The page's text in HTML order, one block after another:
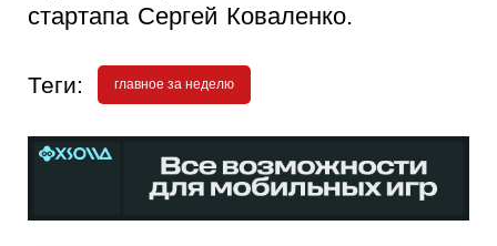
стартапа Сергей Коваленко.
Теги: главное за неделю